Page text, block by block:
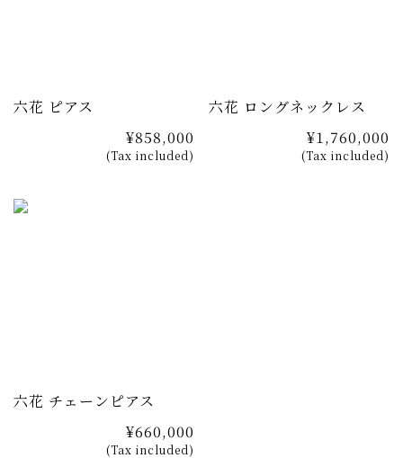
こうして、六角の直線とダイヤモンドの稜線が描く、美し
い雪の結晶が完成します。
六花 ピアス
¥858,000
(Tax included)
六花 ロングネックレス
¥1,760,000
(Tax included)
六花 チェーンピアス
¥660,000
(Tax included)